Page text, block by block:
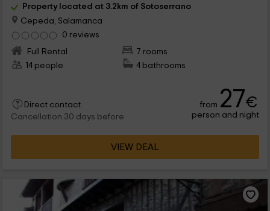
Property located at 3.2km of Sotoserrano
Cepeda, Salamanca
0 reviews
Full Rental
7 rooms
14 people
4 bathrooms
Direct contact
Cancellation 30 days before
from 27€
person and night
VIEW DEAL